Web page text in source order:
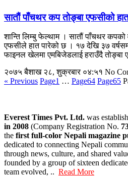
सातौं पाँचथर कप तोङ्बा एफसीको
शान्ति लिम्बु फेल्थाम । सातौं पाँचथर कपको
एफसीले हात पारेको छ । १७ देखि ३७
फाइनल खेलमा एमबिजेडलाई हराउँदै तोङ्बा
२०७५ बैशाख २८, शुक्रबार ०४:५१ No
« Previous Page1 … Page64 Page65
Everest Times Pvt. Ltd. was
in 2008 (Company Registration No.
the first full-color Nepali magazine
dedicated to connecting Nepali
through news, culture, and shared
founded by a group of sixteen
team evolved, .. Read More